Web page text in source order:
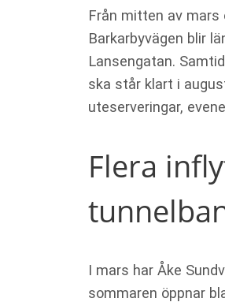
Från mitten av mars
Barkarbyvägen blir
Lansengatan.
ska står klart i
uteserveringar,
Flera
I mars har Åke
sommaren öppnar